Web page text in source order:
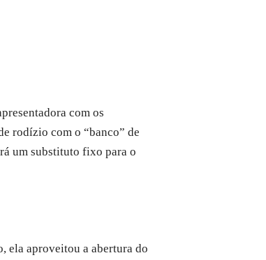
com os
rodízio com o “banco” de
um substituto fixo para o
ela aproveitou a abertura do